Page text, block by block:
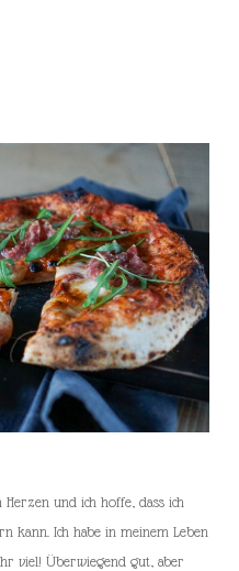
und ich hoffe, dass ich
kann. Ich habe in meinem Leben
viel! Überwiegend gut, aber